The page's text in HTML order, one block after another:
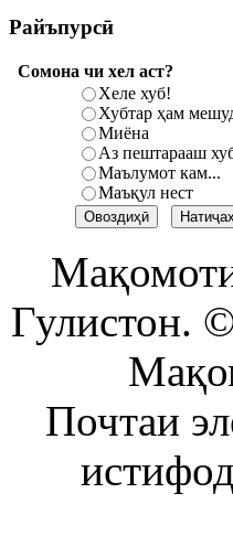
Райъпурсӣ
Сомона чи хел аст?
Хеле хуб!
Хубтар ҳам
Миёна
Аз пештарааш
Маълумот кам...
Маъқул нест
Гулистон.
Почтаи